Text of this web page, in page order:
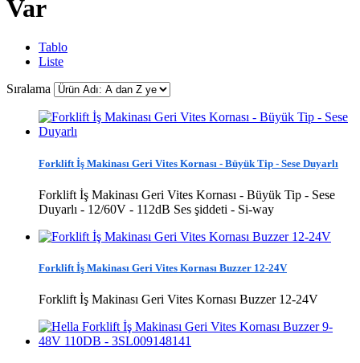
Var
Tablo
Liste
Sıralama
Forklift İş Makinası Geri Vites Kornası - Büyük Tip - Sese Duyarlı
Forklift İş Makinası Geri Vites Kornası - Büyük Tip - Sese
Duyarlı - 12/60V - 112dB Ses şiddeti - Si-way
Forklift İş Makinası Geri Vites Kornası Buzzer 12-24V
Forklift İş Makinası Geri Vites Kornası Buzzer 12-24V